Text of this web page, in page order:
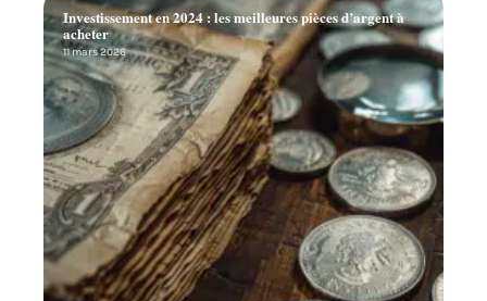
Investissement en 2024 : les meilleures pièces d’argent à
acheter
11 mars 2026